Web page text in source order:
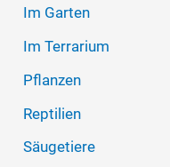
Im Garten
Im Terrarium
Pflanzen
Reptilien
Säugetiere